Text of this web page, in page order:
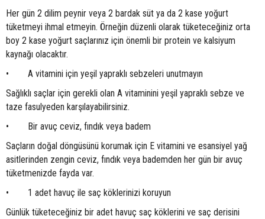
Her gün 2 dilim peynir veya 2 bardak süt ya da 2 kase yoğurt
tüketmeyi ihmal etmeyin. Örneğin düzenli olarak tüketeceğiniz orta
boy 2 kase yoğurt saçlarınız için önemli bir protein ve kalsiyum
kaynağı olacaktır.
• A vitamini için yeşil yapraklı sebzeleri unutmayın
Sağlıklı saçlar için gerekli olan A vitaminini yeşil yapraklı sebze ve
taze fasulyeden karşılayabilirsiniz.
• Bir avuç ceviz, fındık veya badem
Saçların doğal döngüsünü korumak için E vitamini ve esansiyel yağ
asitlerinden zengin ceviz, fındık veya bademden her gün bir avuç
tüketmenizde fayda var.
• 1 adet havuç ile saç köklerinizi koruyun
Günlük tüketeceğiniz bir adet havuç saç köklerini ve saç derisini